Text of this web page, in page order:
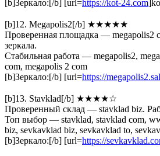
[b]Зеркало:[/b] [url=https://kot-24.com
[b]12. Megapolis2[/b] ★★★★★
Проверенная площадка — megapolis2
зеркала.
Стабильная работа — megapolis2,
com, megapolis 2 com
[b]Зеркало:[/b] [url=https://
[b]13. Stavklad[/b] ★★★★☆
Проверенный склад — stavklad biz.
Топ выбор — stavklad, stavklad com,
biz, sevkavklad biz, sevkavklad to,
[b]Зеркало:[/b] [url=https://